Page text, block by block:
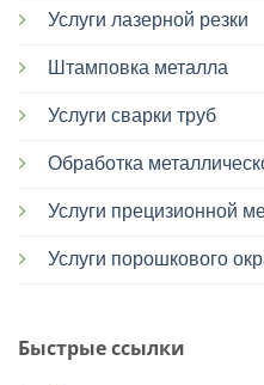
Услуги лазерной резки
Штамповка металла
Услуги сварки труб
Обработка
Услуги прецизионной
Услуги порошкового
Быстрые ссылки